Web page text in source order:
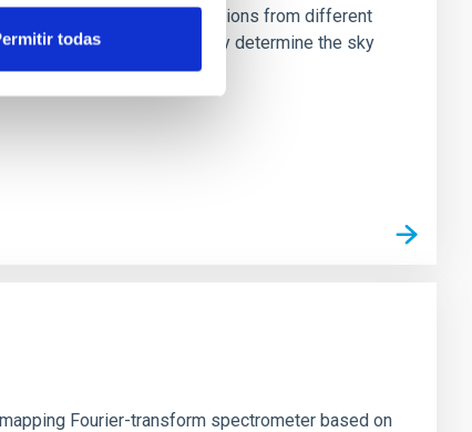
todas
Cross, including observations from different
lens system to accurately determine the sky
Fourier-transform spectrometer based on